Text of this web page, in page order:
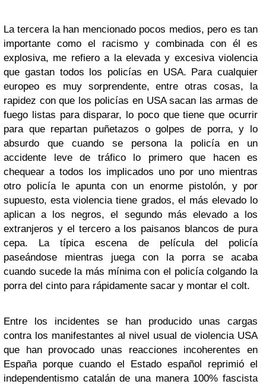
La tercera la han mencionado pocos medios, pero es tan
importante como el racismo y combinada con él es
explosiva, me refiero a la elevada y excesiva violencia
que gastan todos los policías en USA. Para cualquier
europeo es muy sorprendente, entre otras cosas, la
rapidez con que los policías en USA sacan las armas de
fuego listas para disparar, lo poco que tiene que ocurrir
para que repartan puñetazos o golpes de porra, y lo
absurdo que cuando se persona la policía en un
accidente leve de tráfico lo primero que hacen es
chequear a todos los implicados uno por uno mientras
otro policía le apunta con un enorme pistolón, y por
supuesto, esta violencia tiene grados, el más elevado lo
aplican a los negros, el segundo más elevado a los
extranjeros y el tercero a los paisanos blancos de pura
cepa. La típica escena de película del policía
paseándose mientras juega con la porra se acaba
cuando sucede la más mínima con el policía colgando la
porra del cinto para rápidamente sacar y montar el colt.
Entre los incidentes se han producido unas cargas
contra los manifestantes al nivel usual de violencia USA
que han provocado unas reacciones incoherentes en
España porque cuando el Estado español reprimió el
independentismo catalán de una manera 100% fascista